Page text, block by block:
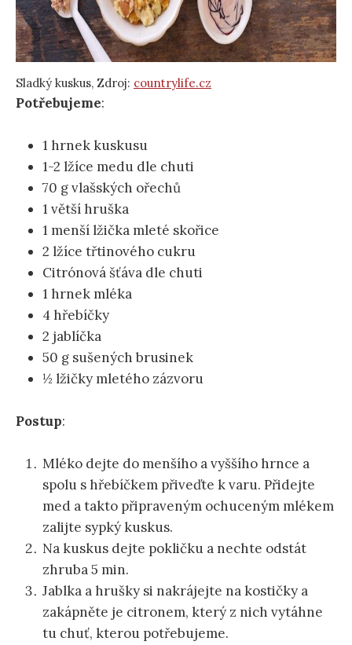
Sladký kuskus, Zdroj: countrylife.cz
Potřebujeme:
1 hrnek kuskusu
1-2 lžíce medu dle chuti
70 g vlašských ořechů
1 větší hruška
1 menší lžička mleté skořice
2 lžíce třtinového cukru
Citrónová šťáva dle chuti
1 hrnek mléka
4 hřebíčky
2 jablíčka
50 g sušených brusinek
½ lžičky mletého zázvoru
Postup:
Mléko dejte do menšího a vyššího hrnce a
spolu s hřebíčkem přiveďte k varu. Přidejte
med a takto připraveným ochuceným mlékem
zalijte sypký kuskus.
Na kuskus dejte pokličku a nechte odstát
zhruba 5 min.
Jablka a hrušky si nakrájejte na kostičky a
zakápněte je citronem, který z nich vytáhne
tu chuť, kterou potřebujeme.